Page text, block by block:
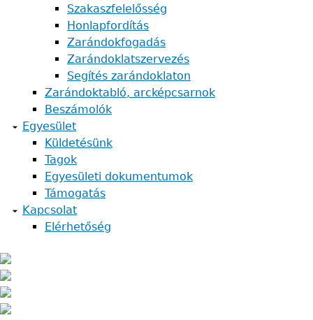
Szakaszfelelősség
Honlapfordítás
Zarándokfogadás
Zarándoklatszervezés
Segítés zarándoklaton
Zarándoktabló, arcképcsarnok
Beszámolók
Egyesület
Küldetésünk
Tagok
Egyesületi dokumentumok
Támogatás
Kapcsolat
Elérhetőség